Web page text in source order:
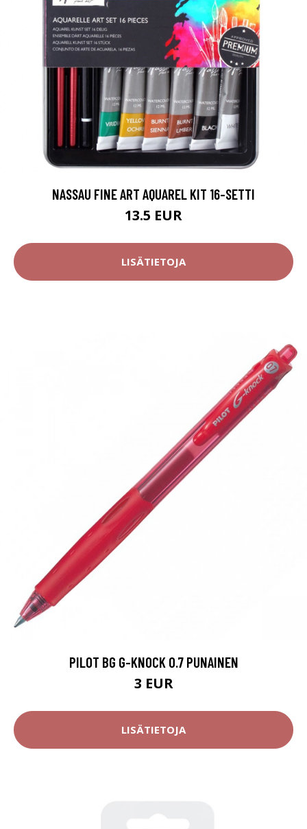
NASSAU FINE ART AQUAREL KIT 16-SETTI
13.5 EUR
LISÄTIETOJA
PILOT BG G-KNOCK 0.7 PUNAINEN
3 EUR
LISÄTIETOJA